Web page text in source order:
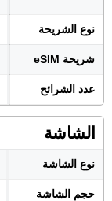
نوع الشريحة
شريحة eSIM
عدد الشرائح
الشاشة
نوع الشاشة
حجم الشاشة